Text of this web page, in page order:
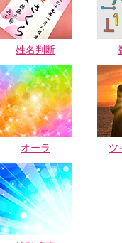
姓名判断
オーラ ツ